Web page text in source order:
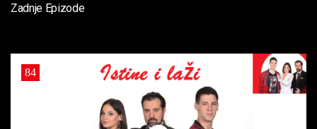
Zadnje Epizode
84